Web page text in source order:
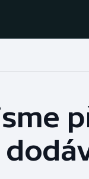
Baseball a softbal
Basketbal